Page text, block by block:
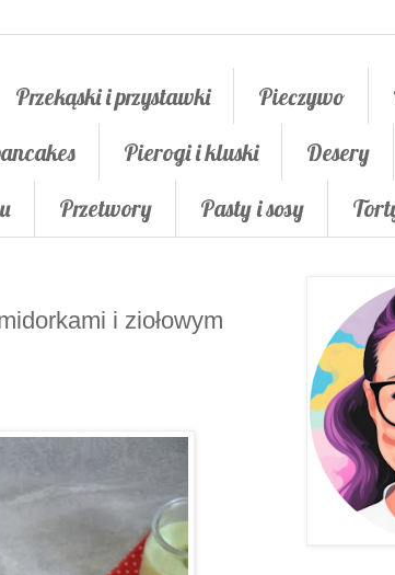
Przekąski i przystawki Pieczywo
Pierogi i kluski Desery
Przetwory Pasty i sosy
i ziołowym